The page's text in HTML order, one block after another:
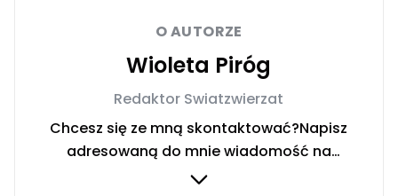
O AUTORZE
Wioleta Piróg
Redaktor Swiatzwierzat
Chcesz się ze mną skontaktować?Napisz
adresowaną do mnie wiadomość na
redakcja@swiatzwierzat.pl